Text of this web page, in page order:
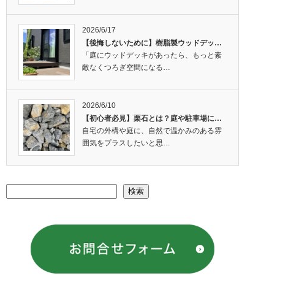
2026/6/17
【後悔しないために】樹脂製ウッドデッ…
「庭にウッドデッキがあったら、もっと素
敵なくつろぎ空間になる…
2026/6/10
【初心者必見】栗石とは？庭や駐車場に…
自宅の外構や庭に、自然で温かみのある雰
囲気をプラスしたいと思…
検索